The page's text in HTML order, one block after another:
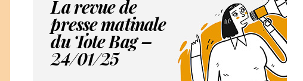
La revue de
presse matinale
du Tote Bag –
24/01/25